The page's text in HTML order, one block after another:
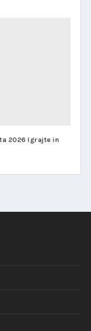
2026 Igrajte in